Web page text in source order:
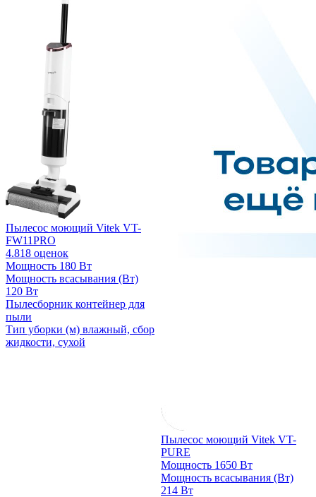
Пылесос моющий Vitek VT-
FW11PRO
4.818 оценок
Мощность 180 Вт
Мощность всасывания (Вт)
120 Вт
Пылесборник контейнер для
пыли
Тип уборки (м) влажный, сбор
жидкости, сухой
Пылесос моющий Vitek VT-
PURE
Мощность 1650 Вт
Мощность всасывания (Вт)
214 Вт